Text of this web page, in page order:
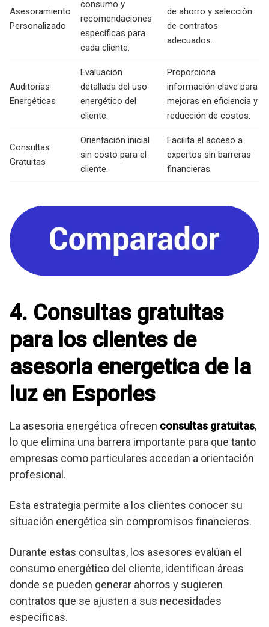
Asesoramiento
Personalizado
consumo y
recomendaciones
específicas para
cada cliente.
de ahorro y selección
de contratos
adecuados.
Auditorías
Energéticas
Evaluación
detallada del uso
energético del
cliente.
Proporciona
información clave para
mejoras en eficiencia y
reducción de costos.
Consultas
Gratuitas
Orientación inicial
sin costo para el
cliente.
Facilita el acceso a
expertos sin barreras
financieras.
4. Consultas gratuitas
para los clientes de
asesoria energetica de la
luz en Esporles
La asesoria energética ofrecen consultas gratuitas,
lo que elimina una barrera importante para que tanto
empresas como particulares accedan a orientación
profesional.
Esta estrategia permite a los clientes conocer su
situación energética sin compromisos financieros.
Durante estas consultas, los asesores evalúan el
consumo energético del cliente, identifican áreas
donde se pueden generar ahorros y sugieren
contratos que se ajusten a sus necesidades
específicas.